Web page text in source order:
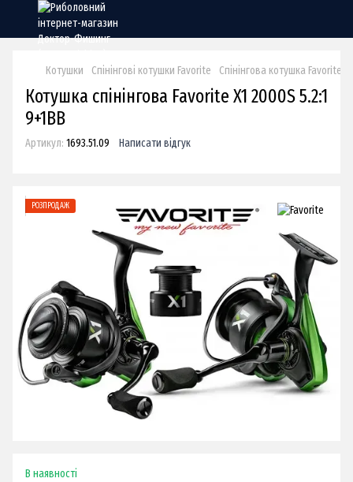
Котушки Спінінгові котушки Favorite Спінінгова котушка Favorite X1
Котушка спінінгова Favorite X1 2000S 5.2:1
9+1BB
Артикул: 1693.51.09 Написати відгук
РОЗПРОДАЖ
В наявності